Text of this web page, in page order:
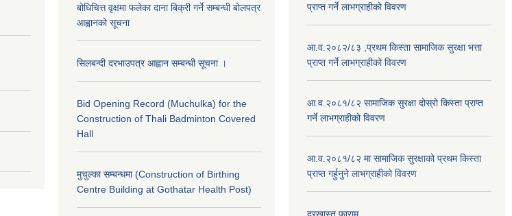
बोधिचित्त वृक्षमा फलेका दाना बिक्री गर्ने सम्बन्धी बोलपत्र
आह्वानको सूचना
सिलबन्दी दरभाउपत्र आह्वान सम्बन्धी सूचना ।
Bid Opening Record (Muchulka) for the
Construction of Thali Badminton Covered
Hall
मुचुल्का सम्बन्धमा (Construction of Birthing
Centre Building at Gothatar Health Post)
प्राप्त गर्ने लाभग्राहीको विवरण
आ.व.२०८२/८३ ,प्रथम किस्ता सामाजिक सुरक्षा भत्ता
प्राप्त गर्ने लाभग्राहीको विवरण
आ.व.२०८१/८२ सामाजिक सुरक्षा दोस्रो किस्ता प्राप्त
गर्ने लाभग्राहीको विवरण
आ.व.२०८१/८२ मा सामाजिक सुरक्षाको प्रथम किस्ता
प्राप्त गर्हुनुने लाभग्राहीको विवरण